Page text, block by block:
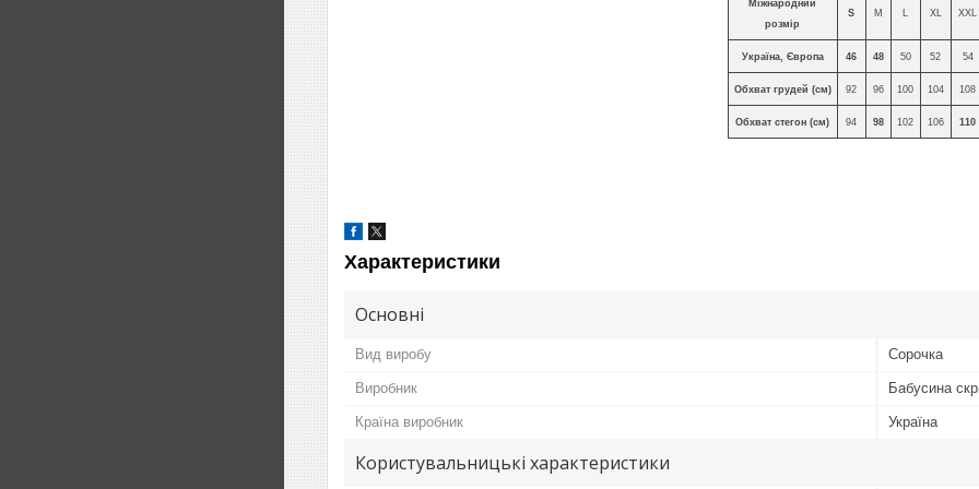
Міжнародний
розмір
S M XL XXL
Україна, Європа 46 48 50 52 54
Обхват грудей (см) 92 96 100 104 108
Обхват стегон (см) 94 98 102 106 110
Характеристики
Основні
Вид виробу Сорочка
Виробник Бабусина
Країна виробник Україна
Користувальницькі характеристики